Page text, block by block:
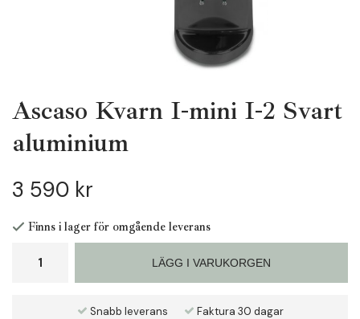
Ascaso Kvarn I-mini I-2 Svart
aluminium
3 590 kr
Finns i lager för omgående leverans
LÄGG I VARUKORGEN
Snabb leverans
Faktura 30 dagar